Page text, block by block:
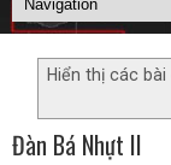
Hiển thị các
Đàn Bá Nhựt II